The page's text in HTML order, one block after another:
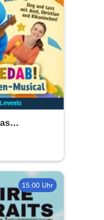
15:00 Uhr